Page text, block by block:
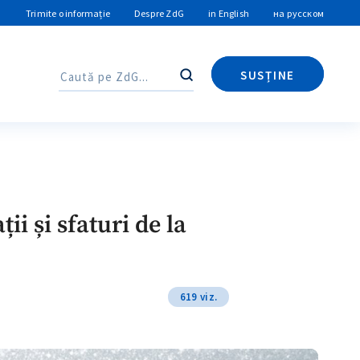
Trimite o informație Despre ZdG in English на русском
Caută
SUSȚINE
Caută
și sfaturi de la
619 viz.